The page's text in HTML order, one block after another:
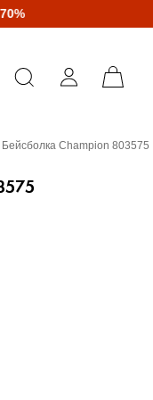
Бейсболка Champion 803575